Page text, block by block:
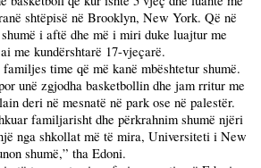
shtëpisë në Brooklyn, New York. Që në
i aftë dhe më i miri duke luajtur me
me kundërshtarë 17-vjeçarë.
time që më kanë mbështetur shumë.
unë zgjodha basketbollin dhe jam rritur me
deri në mesnatë në park ose në palestër.
familjarisht dhe përkrahnim shumë njëri
nga shkollat më të mira, Universiteti i New
shumë,” tha Edoni.